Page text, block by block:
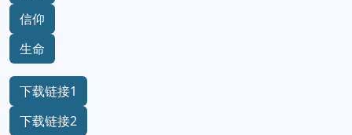
信仰
生命
下载链接1
下载链接2